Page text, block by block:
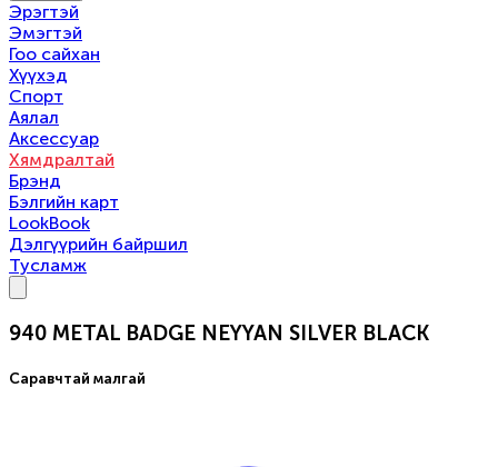
Эрэгтэй
Эмэгтэй
Гоо сайхан
Хүүхэд
Спорт
Аялал
Аксессуар
Хямдралтай
Брэнд
Бэлгийн карт
LookBook
Дэлгүүрийн байршил
Тусламж
940 METAL BADGE NEYYAN SILVER BLACK
Саравчтай малгай